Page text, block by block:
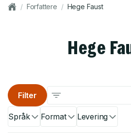
/ Forfattere / Hege Faust
Hege
Språk Format Levering
Filter